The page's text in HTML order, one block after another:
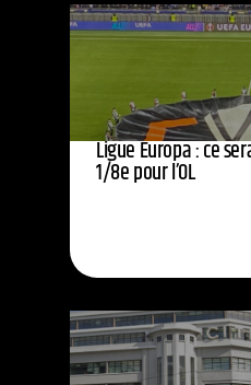
Ligue Europa : ce
1/8e pour l’OL